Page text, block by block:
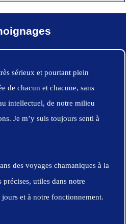
sérieux et pourtant plein
de chacun et chacune, sans
intellectuel, de notre milieu
Je m’y suis toujours senti à
des voyages chamaniques à la
utiles dans notre
et à notre fonctionnement.